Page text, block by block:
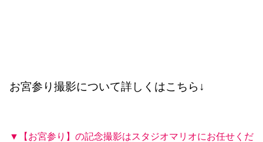
お宮参り撮影について詳しくはこちら↓
▼【お宮参り】の記念撮影はスタジオマリオにお任せくだ